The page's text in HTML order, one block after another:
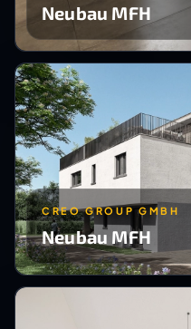
Neubau MFH
CREO GROUP GMBH
Neubau MFH